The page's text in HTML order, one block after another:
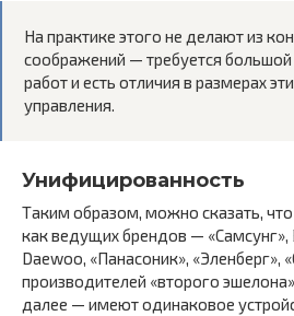
На практике этого не делают из
соображений — требуется
работ и есть отличия в размерах
управления.
Унифицированность
Таким образом, можно сказать,
как ведущих брендов — «Самсунг»,
Daewoo, «Панасоник», «Эленберг»,
производителей «второго
далее — имеют одинаковое